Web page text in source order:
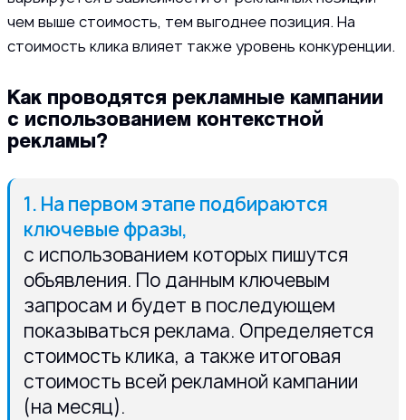
чем выше стоимость, тем выгоднее позиция. На
стоимость клика влияет также уровень конкуренции.
Как проводятся рекламные кампании
с использованием контекстной
рекламы?
1. На первом этапе подбираются
ключевые фразы,
с использованием которых пишутся
объявления. По данным ключевым
запросам и будет в последующем
показываться реклама. Определяется
стоимость клика, а также итоговая
стоимость всей рекламной кампании
(на месяц).